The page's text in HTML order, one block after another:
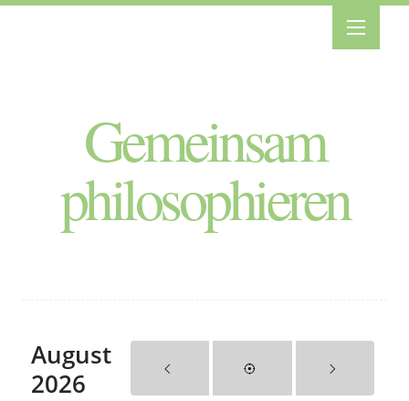
Gemeinsam
philosophieren
August
2026